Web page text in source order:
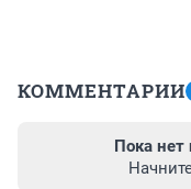
КОММЕНТАРИИ
Пока нет